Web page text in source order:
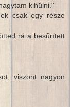
kihülni."
csak egy része
rá a besűrített
viszont nagyon